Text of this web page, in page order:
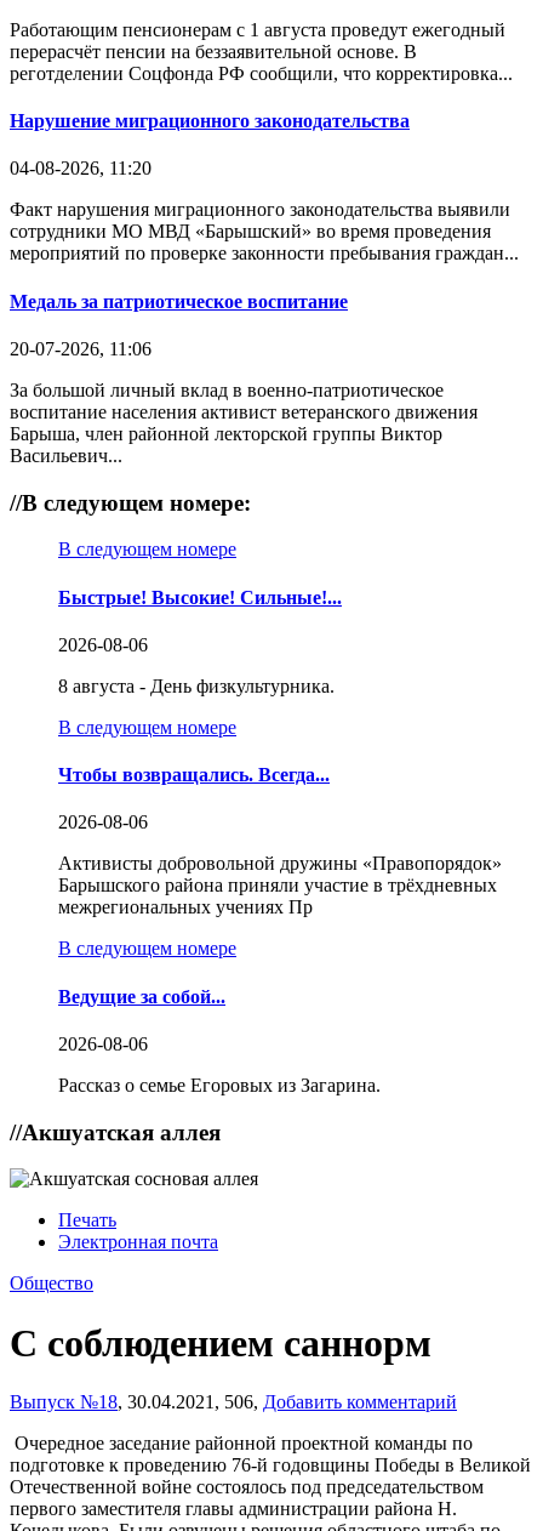
Работающим пенсионерам с 1 августа проведут ежегодный
перерасчёт пенсии на беззаявительной основе. В
реготделении Соцфонда РФ сообщили, что корректировка...
Нарушение миграционного законодательства
04-08-2026, 11:20
Факт нарушения миграционного законодательства выявили
сотрудники МО МВД «Барышский» во время проведения
мероприятий по проверке законности пребывания граждан...
Медаль за патриотическое воспитание
20-07-2026, 11:06
За большой личный вклад в военно-патриотическое
воспитание населения активист ветеранского движения
Барыша, член районной лекторской группы Виктор
Васильевич...
//В следующем номере:
В следующем номере
Быстрые! Высокие! Сильные!...
2026-08-06
8 августа - День физкультурника.
В следующем номере
Чтобы возвращались. Всегда...
2026-08-06
Активисты добровольной дружины «Правопорядок»
Барышского района приняли участие в трёхдневных
межрегиональных учениях Пр
В следующем номере
Ведущие за собой...
2026-08-06
Рассказ о семье Егоровых из Загарина.
//Акшуатская аллея
Печать
Электронная почта
Общество
С соблюдением саннорм
Выпуск №18, 30.04.2021, 506, Добавить комментарий
Очередное заседание районной проектной команды по
подготовке к проведению 76-й годовщины Победы в Великой
Отечественной войне состоялось под председательством
первого заместителя главы администрации района Н.